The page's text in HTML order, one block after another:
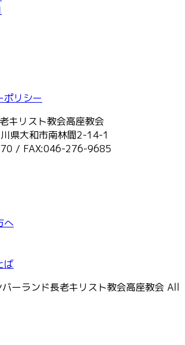
ポリシー
キリスト教会高座教会
県大和市南林間2-14-1
/ FAX:046-276-9685
へ
ば
ーランド長老キリスト教会高座教会 All